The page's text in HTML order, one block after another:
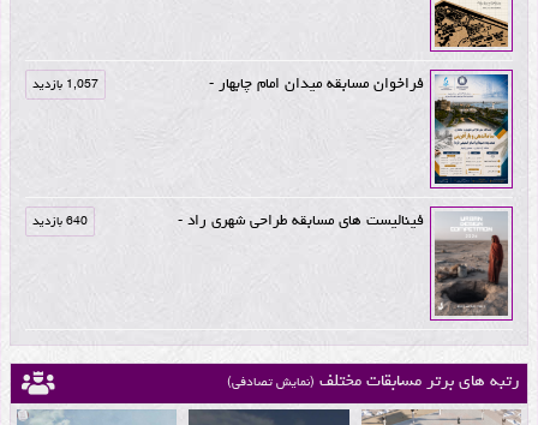
فراخوان مسابقه میدان امام چابهار - 1,057 بازدید
فینالیست های مسابقه طراحی شهری راد - 640 بازدید
رتبه های برتر مسابقات مختلف (نمایش تصادفی)